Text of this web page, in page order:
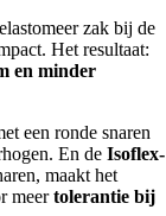
zak bij de
Het resultaat:
en minder
een ronde snaren
En de Isoflex-
maakt het
meertolerantie bij